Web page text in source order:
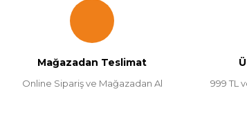
Mağazadan Teslimat
Online Sipariş ve Mağazadan Al 999 TL